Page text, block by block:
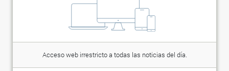
Acceso web irrestricto a todas las noticias del día.